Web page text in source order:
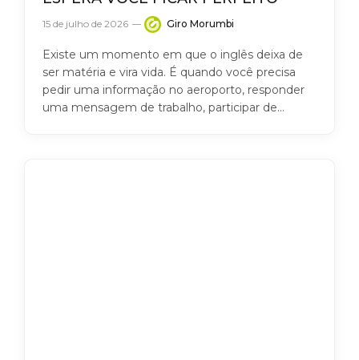
15 de julho de 2026 Giro Morumbi
Existe um momento em que o inglês deixa de
ser matéria e vira vida. É quando você precisa
pedir uma informação no aeroporto, responder
uma mensagem de trabalho, participar de…